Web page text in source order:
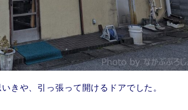
きや、引っ張って開けるドアでした。